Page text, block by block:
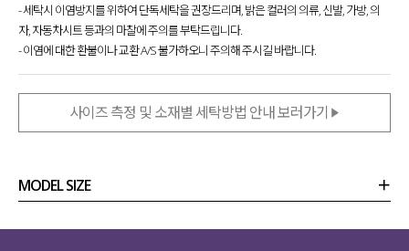
레이어드 원피스를 제작했는데요.
다양한 아이템들과 잘 어우러지면서
감각적이면서도 트렌디함을 담아내
자신 있게 추천드려요!
- 세탁시 이염방지를 위하여 단독세탁을 권장드리며, 밝은 컬러의 의류, 신발, 가방, 의
자, 자동차시트 등과의 마찰에 주의를 부탁드립니다.
- 이염에 대한 환불이나 교환 A/S 불가하오니 주의해 주시길 바랍니다.
사이즈 측정 및 소재별 세탁방법 안내 보러가기
MODEL SIZE